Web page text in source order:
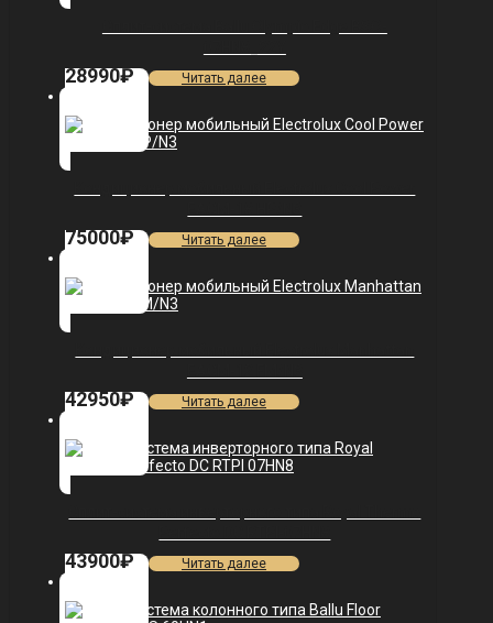
28990₽ Читать далее
75000₽ Читать далее
42950₽ Читать далее
43900₽ Читать далее